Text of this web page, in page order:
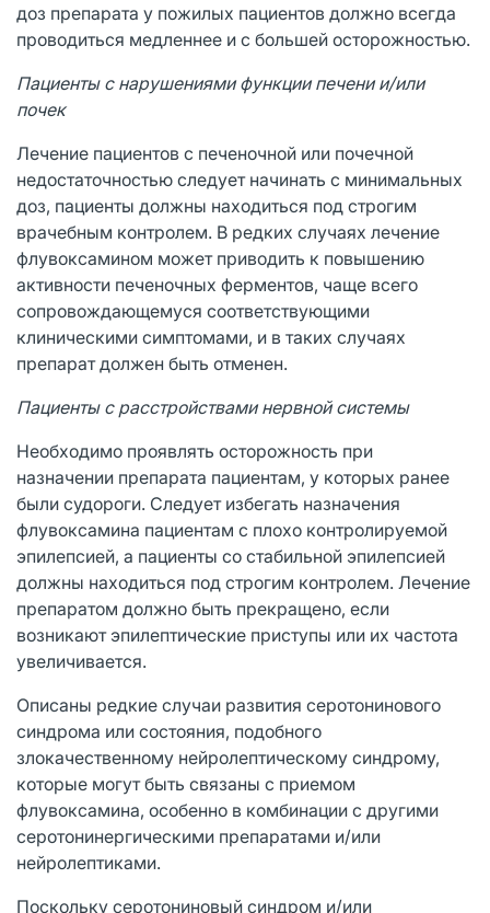
доз препарата у пожилых пациентов должно всегда
проводиться медленнее и с большей осторожностью.
Пациенты с нарушениями функции печени и/или
почек
Лечение пациентов с печеночной или почечной
недостаточностью следует начинать с минимальных
доз, пациенты должны находиться под строгим
врачебным контролем. В редких случаях лечение
флувоксамином может приводить к повышению
активности печеночных ферментов, чаще всего
сопровождающемуся соответствующими
клиническими симптомами, и в таких случаях
препарат должен быть отменен.
Пациенты с расстройствами нервной системы
Необходимо проявлять осторожность при
назначении препарата пациентам, у которых ранее
были судороги. Следует избегать назначения
флувоксамина пациентам с плохо контролируемой
эпилепсией, а пациенты со стабильной эпилепсией
должны находиться под строгим контролем. Лечение
препаратом должно быть прекращено, если
возникают эпилептические приступы или их частота
увеличивается.
Описаны редкие случаи развития серотонинового
синдрома или состояния, подобного
злокачественному нейролептическому синдрому,
которые могут быть связаны с приемом
флувоксамина, особенно в комбинации с другими
серотонинергическими препаратами и/или
нейролептиками.
Поскольку серотониновый синдром и/или